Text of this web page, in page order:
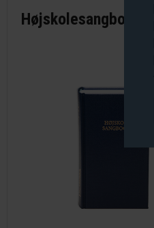
Højskolesangbogen